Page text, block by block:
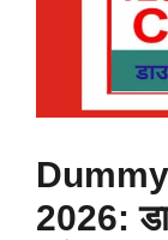
2026: